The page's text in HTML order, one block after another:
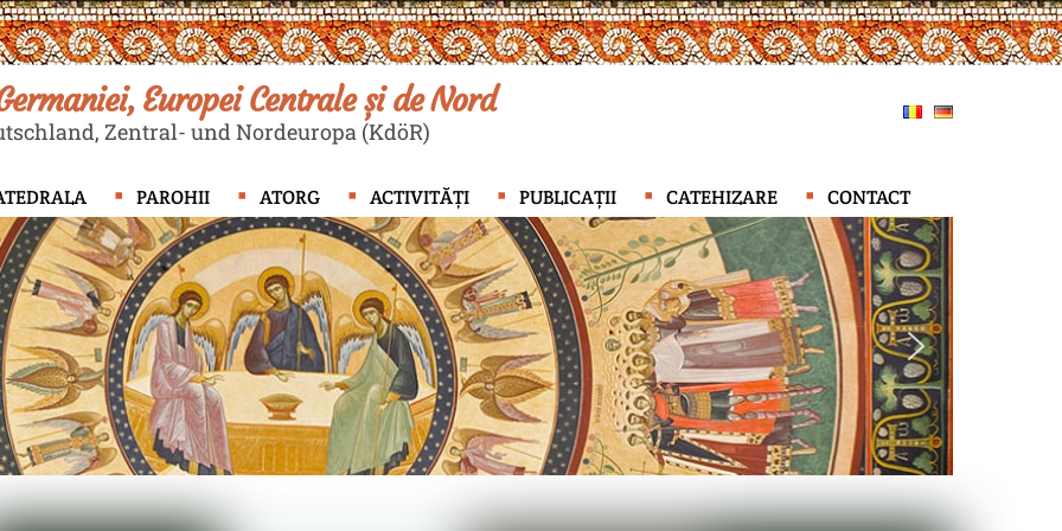
Europei Centrale și de Nord
Zentral- und Nordeuropa (KdöR)
PAROHII ATORG ACTIVITĂȚI PUBLICAȚII CATEHIZARE CONTACT